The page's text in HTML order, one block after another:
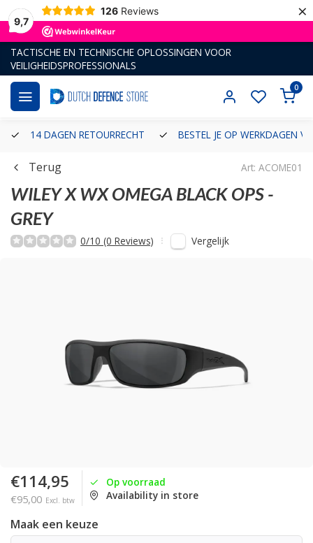
9,7
126 Reviews ×
TACTISCHE EN TECHNISCHE OPLOSSINGEN VOOR
VEILIGHEIDSPROFESSIONALS
0
14 DAGEN RETOURRECHT BESTEL JE OP WERKDAGEN
Terug Art: ACOME01
WILEY X WX OMEGA BLACK OPS -
GREY
0/10 (0 Reviews) Vergelijk
€114,95
€95,00 Excl. btw
Op voorraad
Availability in store
Maak een keuze